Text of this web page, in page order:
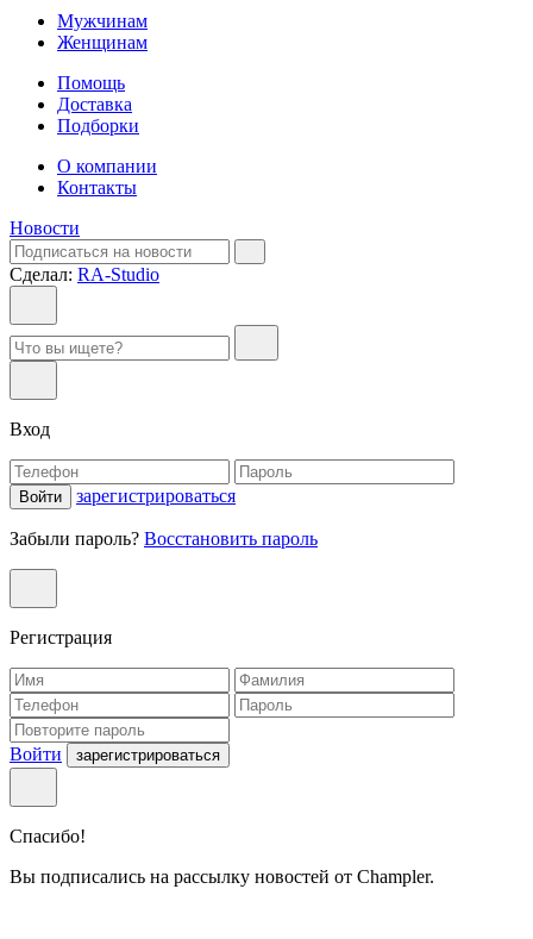
Мужчинам
Женщинам
Помощь
Доставка
Подборки
О компании
Контакты
Новости
Сделал: RA-Studio
Вход
Войти зарегистрироваться
Забыли пароль? Восстановить пароль
Регистрация
Войти зарегистрироваться
Спасибо!
Вы подписались на рассылку новостей от Champler.